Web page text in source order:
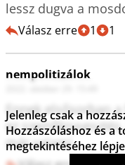
lessz dugva a
Válasz erre 1 1
nempolitizálok
Ennek elsősorban
ez
már valami.
Jelenleg csak a
Hozzászóláshoz és a
megtekintéséhez